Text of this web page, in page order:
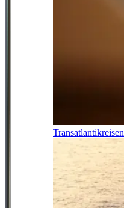
Transatlantikreisen